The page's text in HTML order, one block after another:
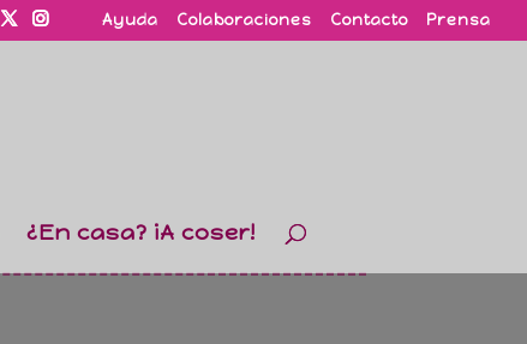
Ayuda Colaboraciones Contacto Prensa
¿En casa? ¡A coser!